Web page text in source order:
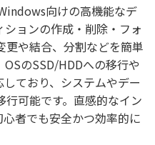
向けの高機能なデ
ョンの作成・削除・フォ
更や結合、分割などを簡単
のSSD/HDDへの移行や
ており、システムやデー
可能です。直感的なイン
者でも安全かつ効率的に